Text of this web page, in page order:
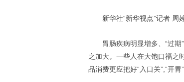
新华社“新华视点”记者 周
胃肠疾病明显增多、“过
之加大。一些人在大饱口福之
品消费更应把好“入口关”,“开胃”